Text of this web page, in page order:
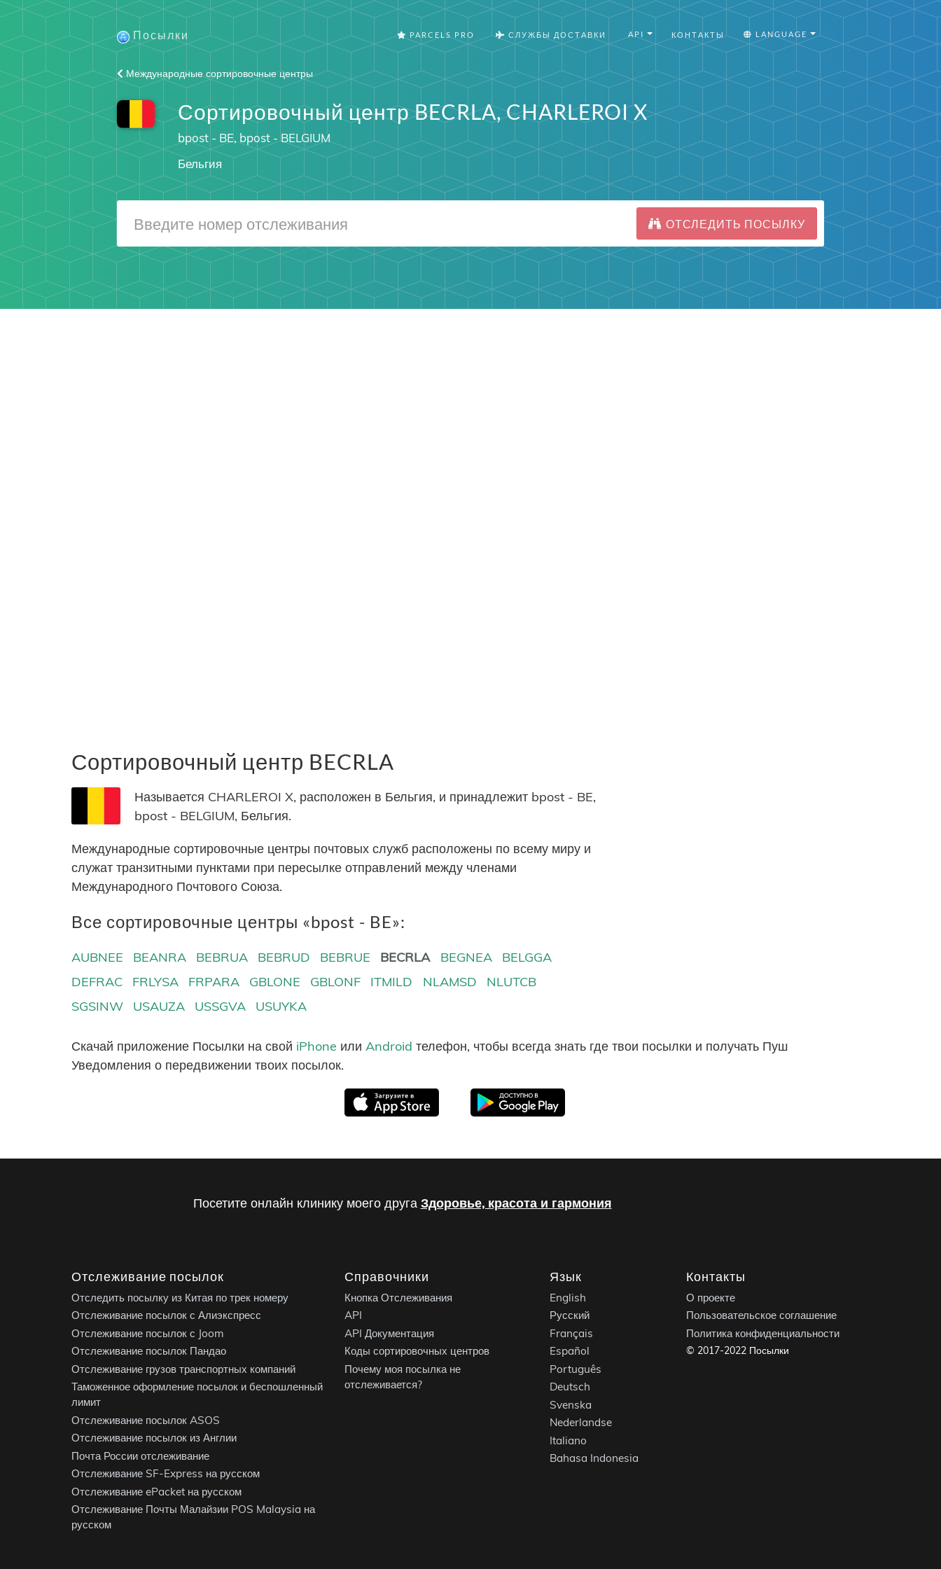
Посылки PARCELS PRO СЛУЖБЫ ДОСТАВКИ API КОНТАКТЫ LANGUAGE
Международные сортировочные центры
Сортировочный центр BECRLA, CHARLEROI X
bpost - BE, bpost - BELGIUM
Бельгия
ОТСЛЕДИТЬ ПОСЫЛКУ
Сортировочный центр BECRLA
Называется CHARLEROI X, расположен в Бельгия, и принадлежит bpost - BE,
bpost - BELGIUM, Бельгия.
Международные сортировочные центры почтовых служб расположены по всему миру и
служат транзитными пунктами при пересылке отправлений между членами
Международного Почтового Союза.
Все сортировочные центры «bpost - BE»:
AUBNEE BEANRA BEBRUA BEBRUD BEBRUE BECRLA BEGNEA
BELGGA
DEFRAC
FRLYSA FRPARA GBLONE GBLONF ITMILD NLAMSD
NLUTCB
SGSINW
USAUZA USSGVA USUYKA
Скачай приложение Посылки на свой iPhone или Android телефон, чтобы всегда знать где твои посылки и получать Пуш
Уведомления о передвижении твоих посылок.
Посетите онлайн клинику моего друга Здоровье, красота и гармония
Отслеживание посылок
Отследить посылку из Китая по трек номеру
Отслеживание посылок с Алиэкспресс
Отслеживание посылок с Joom
Отслеживание посылок Пандао
Отслеживание грузов транспортных компаний
Таможенное оформление посылок и беспошленный
лимит
Отслеживание посылок ASOS
Отслеживание посылок из Англии
Почта России отслеживание
Отслеживание SF-Express на русском
Отслеживание ePacket на русском
Отслеживание Почты Малайзии POS Malaysia на
русском
Справочники
Кнопка Отслеживания
API
API Документация
Коды сортировочных центров
Почему моя посылка не
отслеживается?
Язык
English
Русский
Français
Español
Português
Deutsch
Svenska
Nederlandse
Italiano
Bahasa Indonesia
Контакты
О проекте
Пользовательское соглашение
Политика конфиденциальности
© 2017-2022 Посылки